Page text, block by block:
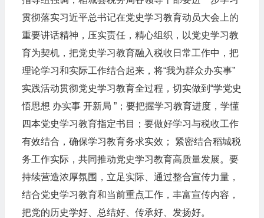
贯彻落实习近平总书记在党史学习教育动员大会上的
重要讲话精神，压实责任，精心组织，以党史学习教
育为契机，把党史学习教育融入税收 日常工作中，把
理论学习和实际工作结合起来，将“我为群众办实事”
实践活动贯彻党史学习教育全过程，切实做到“学党史
悟思想 办实事 开新局 ”；要把握学习教育进度，学懂
四本党史学习教育指定书目；要做好学习与税收工作
有效结合，确保学习教育务求实效； 紧密结合稻城税
务工作实际，共同推动党史学习教育高质量发展。要
持续营造浓厚氛围，立足实际、通过整合宣传力量，
结合党史学习教育和当前重点工作，丰富宣传内容，
把党的历史学好、总结好、传承好、发扬好。